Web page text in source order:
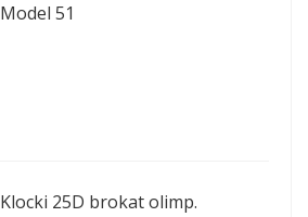
Model 51
Klocki 25D brokat olimp.